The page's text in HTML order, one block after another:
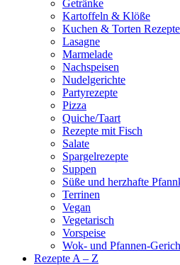
Getränke
Kartoffeln & Klöße
Kuchen & Torten Rezepte
Lasagne
Marmelade
Nachspeisen
Nudelgerichte
Partyrezepte
Pizza
Quiche/Taart
Rezepte mit Fisch
Salate
Spargelrezepte
Suppen
Süße und herzhafte
Terrinen
Vegan
Vegetarisch
Vorspeise
Wok- und Pfannen-
Rezepte A – Z